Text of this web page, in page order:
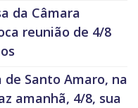
da Câmara
reunião de 4/8
de Santo Amaro, na
amanhã, 4/8, sua